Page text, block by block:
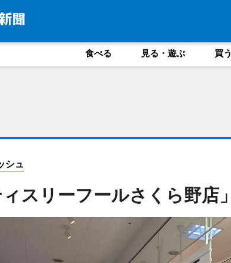
食べる 見る・遊ぶ 買う
シュ
ィスリーフールさくら野店」